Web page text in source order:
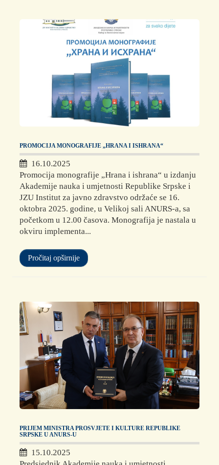
PROMOCIJA MONOGRAFIJE „HRANA I ISHRANA“
16.10.2025
Promocija monografije „Hrana i ishrana“ u izdanju
Akademije nauka i umjetnosti Republike Srpske i
JZU Institut za javno zdravstvo održaće se 16.
oktobra 2025. godine, u Velikoj sali ANURS-a, sa
početkom u 12.00 časova. Monografija je nastala u
okviru implementa...
Pročitaj opširnije
PRIJEM MINISTRA PROSVJETE I KULTURE REPUBLIKE
SRPSKE U ANURS-U
15.10.2025